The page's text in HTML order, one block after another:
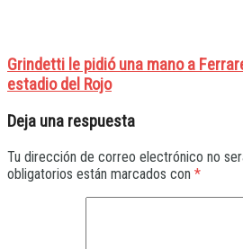
Grindetti le pidió una mano a
estadio del Rojo
Deja una respuesta
Tu dirección de correo electrónico no
obligatorios están marcados con *